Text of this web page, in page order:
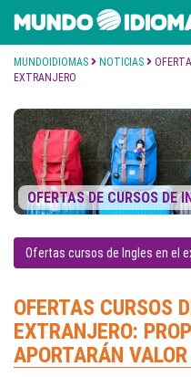
MUNDOIDIOMAS NOTICIAS
EXTRANJERO
OFERTAS DE CURSOS DE
Ofertas cursos de Ingles en el
OFERTAS CURSOS
EXTRANJERO:
APORTARÁN